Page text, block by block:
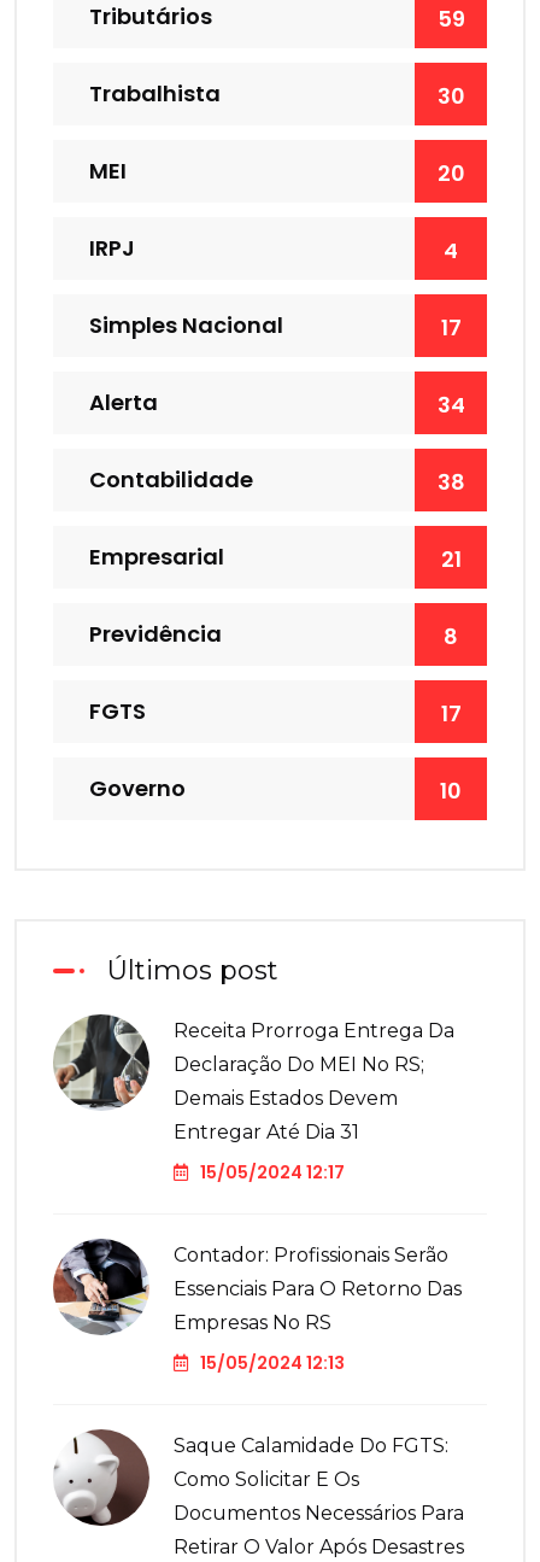
Tributários 59
Trabalhista 30
MEI 20
IRPJ 4
Simples Nacional 17
Alerta 34
Contabilidade 38
Empresarial 21
Previdência 8
FGTS 17
Governo 10
Últimos post
Receita Prorroga Entrega Da
Declaração Do MEI No RS;
Demais Estados Devem
Entregar Até Dia 31
15/05/2024 12:17
Contador: Profissionais Serão
Essenciais Para O Retorno Das
Empresas No RS
15/05/2024 12:13
Saque Calamidade Do FGTS:
Como Solicitar E Os
Documentos Necessários Para
Retirar O Valor Após Desastres